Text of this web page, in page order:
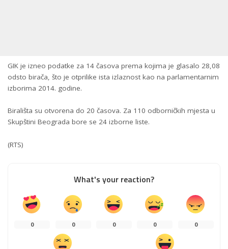
GIK je izneo podatke za 14 časova prema kojima je glasalo 28,08
odsto birača, što je otprilike ista izlaznost kao na parlamentarnim
izborima 2014. godine.
Birališta su otvorena do 20 časova. Za 110 odborničkih mjesta u
Skupštini Beograda bore se 24 izborne liste.
(RTS)
What's your reaction?
0 0 0 0 0